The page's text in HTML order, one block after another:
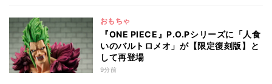
おもちゃ
『ONE PIECE』P.O.Pシリーズに「人食
いのバルトロメオ」が【限定復刻版】と
して再登場
9分前